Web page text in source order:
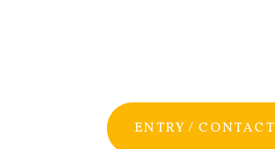
ENTRY / CONTACT